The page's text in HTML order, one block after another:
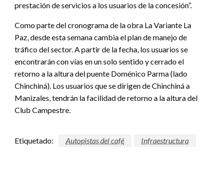
prestación de servicios a los usuarios de la concesión”.
Como parte del cronograma de la obra La Variante La
Paz, desde esta semana cambia el plan de manejo de
tráfico del sector. A partir de la fecha, los usuarios se
encontrarán con vías en un solo sentido y cerrado el
retorno a la altura del puente Doménico Parma (lado
Chinchiná). Los usuarios que se dirigen de Chinchiná a
Manizales, tendrán la facilidad de retorno a la altura del
Club Campestre.
Etiquetado: Autopistas del café Infraestructura